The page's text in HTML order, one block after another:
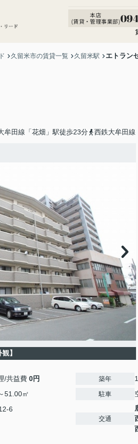
本店
(賃貸・管理事業部)
久留米市の賃貸一覧 久留米駅 エトラン
牟田線「花畑」駅徒歩23分 西鉄大牟田線
観】
/共益費 0円
51.00㎡
6
築年
駐車
交通